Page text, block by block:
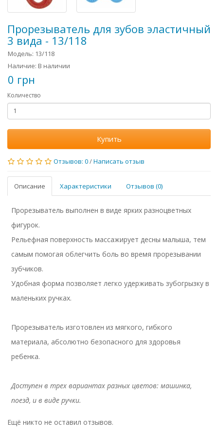
Прорезыватель для зубов эластичный
3 вида - 13/118
Модель: 13/118
Наличие: В наличии
0 грн
Количество
Купить
Отзывов: 0/Написать отзыв
Описание Характеристики Отзывов (0)
Прорезыватель выполнен в виде ярких разноцветных
фигурок.
Рельефная поверхность массажирует десны малыша, тем
самым помогая облегчить боль во время прорезывании
зубчиков.
Удобная форма позволяет легко удерживать зубогрызку в
маленьких ручках.
Прорезыватель изготовлен из мягкого, гибкого
материала, абсолютно безопасного для здоровья
ребенка.
Доступен в трех вариантах разных цветов: машинка,
поезд, и в виде ручки.
Ещё никто не оставил отзывов.